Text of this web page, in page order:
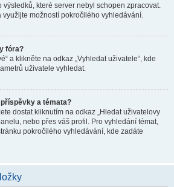
výsledků, které server nebyl schopen zpracovat.
využijte možností pokročilého vyhledávání.
fóra?
a klikněte na odkaz „Vyhledat uživatele“, kde
uživatele vyhledat.
a témata?
dostat kliknutím na odkaz „Hledat uživatelovy
nebo přes váš profil. Pro vyhledání témat,
pokročilého vyhledávání, kde zadáte